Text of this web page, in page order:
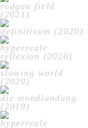
rodgau field
(2021)
definitivum (2020)
hyperreale
reflexion (2020)
slowing world
(2020)
die mondlandung
(2019)
hyperreale